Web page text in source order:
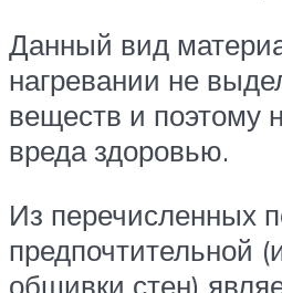
Данный вид
нагревании не
веществ и поэтому
вреда здоровью.
Из перечисленных
предпочтительной
обшивки стен)